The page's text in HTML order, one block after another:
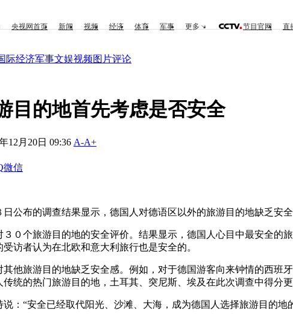
央视网首页 新闻 视频 经济 体育 军事 更多 节目官网 直
际经济军事文娱视频图片评论
目的地首先考虑是否安全
12月20日 09:36 A-A+
微信
布的调查结果显示，德国人对德语区以外的旅游目的地缺乏安全
个旅游目的地的安全评价。结果显示，德国人心目中最安全的
访者认为在北欧和意大利旅行也是安全的。
旅游目的地缺乏安全感。例如，对于德国游客向来钟情的西班
统的热门旅游目的地，土耳其、突尼斯、埃及在此次调查中得分
“安全已经取代阳光、沙滩、大海，成为德国人选择旅游目的地